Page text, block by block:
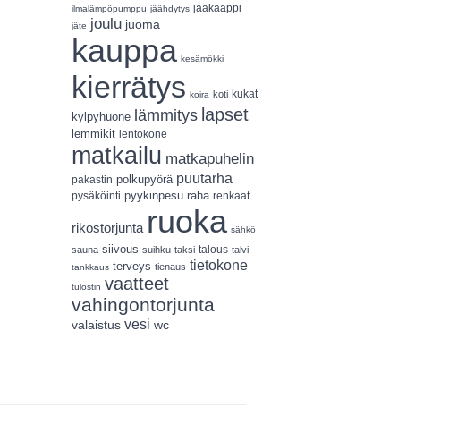
ilmalämpöpumppu jäähdytys jääkaappi
jäte joulu juoma
kauppa kesämökki
kierrätys koira koti kukat
kylpyhuone lämmitys lapset
lemmikit lentokone
matkailu matkapuhelin
pakastin polkupyörä puutarha
pysäköinti pyykinpesu raha renkaat
rikostorjunta ruoka sähkö
sauna siivous suihku taksi talous talvi
tankkaus terveys tienaus tietokone
tulostin vaatteet
vahingontorjunta
valaistus vesi wc